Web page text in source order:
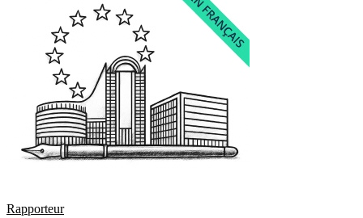
Rapporteur